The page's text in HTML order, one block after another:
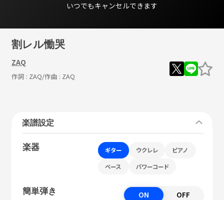
いつでもキャンセルできます
割レル慟哭
ZAQ
作詞 : ZAQ/作曲 : ZAQ
楽譜設定
楽器 ギター ウクレレ ピアノ
ベース パワーコード
簡単弾き ON OFF